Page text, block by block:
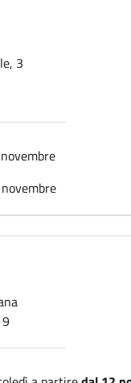
3
20
21
9